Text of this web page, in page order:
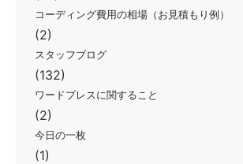
コーディング費用の相場（お見積もり例）
(2)
スタッフブログ
(132)
ワードプレスに関すること
(2)
今日の一枚
(1)